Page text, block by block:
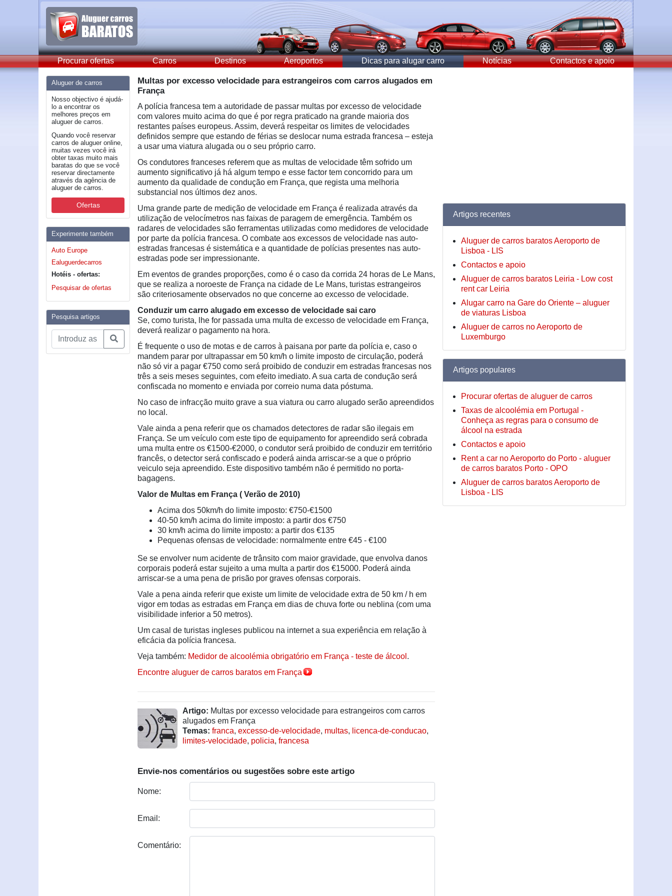
Procurar ofertas Carros Destinos Aeroportos Dicas para alugar carro Notícias Contactos e apoio
Aluguer de carros
Nosso objectivo é ajudá-
lo a encontrar os
melhores preços em
aluguer de carros.
Quando você reservar
carros de aluguer online,
muitas vezes você irá
obter taxas muito mais
baratas do que se você
reservar directamente
através da agência de
aluguer de carros.
Ofertas
Experimente também
Auto Europe
Ealuguerdecarros
Hotéis - ofertas:
Pesquisar de ofertas
Pesquisa artigos
Multas por excesso velocidade para estrangeiros com carros alugados em
França
A polícia francesa tem a autoridade de passar multas por excesso de velocidade
com valores muito acima do que é por regra praticado na grande maioria dos
restantes países europeus. Assim, deverá respeitar os limites de velocidades
definidos sempre que estando de férias se deslocar numa estrada francesa – esteja
a usar uma viatura alugada ou o seu próprio carro.
Os condutores franceses referem que as multas de velocidade têm sofrido um
aumento significativo já há algum tempo e esse factor tem concorrido para um
aumento da qualidade de condução em França, que regista uma melhoria
substancial nos últimos dez anos.
Uma grande parte de medição de velocidade em França é realizada através da
utilização de velocímetros nas faixas de paragem de emergência. Também os
radares de velocidades são ferramentas utilizadas como medidores de velocidade
por parte da polícia francesa. O combate aos excessos de velocidade nas auto-
estradas francesas é sistemática e a quantidade de polícias presentes nas auto-
estradas pode ser impressionante.
Em eventos de grandes proporções, como é o caso da corrida 24 horas de Le Mans,
que se realiza a noroeste de França na cidade de Le Mans, turistas estrangeiros
são criteriosamente observados no que concerne ao excesso de velocidade.
Conduzir um carro alugado em excesso de velocidade sai caro
Se, como turista, lhe for passada uma multa de excesso de velocidade em França,
deverá realizar o pagamento na hora.
É frequente o uso de motas e de carros à paisana por parte da polícia e, caso o
mandem parar por ultrapassar em 50 km/h o limite imposto de circulação, poderá
não só vir a pagar €750 como será proibido de conduzir em estradas francesas nos
três a seis meses seguintes, com efeito imediato. A sua carta de condução será
confiscada no momento e enviada por correio numa data póstuma.
No caso de infracção muito grave a sua viatura ou carro alugado serão apreendidos
no local.
Vale ainda a pena referir que os chamados detectores de radar são ilegais em
França. Se um veículo com este tipo de equipamento for apreendido será cobrada
uma multa entre os €1500-€2000, o condutor será proibido de conduzir em território
francês, o detector será confiscado e poderá ainda arriscar-se a que o próprio
veiculo seja apreendido. Este dispositivo também não é permitido no porta-
bagagens.
Valor de Multas em França ( Verão de 2010)
Acima dos 50km/h do limite imposto: €750-€1500
40-50 km/h acima do limite imposto: a partir dos €750
30 km/h acima do limite imposto: a partir dos €135
Pequenas ofensas de velocidade: normalmente entre €45 - €100
Se se envolver num acidente de trânsito com maior gravidade, que envolva danos
corporais poderá estar sujeito a uma multa a partir dos €15000. Poderá ainda
arriscar-se a uma pena de prisão por graves ofensas corporais.
Vale a pena ainda referir que existe um limite de velocidade extra de 50 km / h em
vigor em todas as estradas em França em dias de chuva forte ou neblina (com uma
visibilidade inferior a 50 metros).
Um casal de turistas ingleses publicou na internet a sua experiência em relação à
eficácia da polícia francesa.
Veja também: Medidor de alcoolémia obrigatório em França - teste de álcool .
Encontre aluguer de carros baratos em França
Artigo: Multas por excesso velocidade para estrangeiros com carros
alugados em França
Temas: franca,excesso-de-velocidade, multas, licenca-de-conducao,
limites-velocidade, policia,francesa
Envie-nos comentários ou sugestões sobre este artigo
Nome:
Email:
Comentário:
Artigos recentes
Aluguer de carros baratos Aeroporto de
Lisboa - LIS
Contactos e apoio
Aluguer de carros baratos Leiria - Low cost
rent car Leiria
Alugar carro na Gare do Oriente – aluguer
de viaturas Lisboa
Aluguer de carros no Aeroporto de
Luxemburgo
Artigos populares
Procurar ofertas de aluguer de carros
Taxas de alcoolémia em Portugal -
Conheça as regras para o consumo de
álcool na estrada
Contactos e apoio
Rent a car no Aeroporto do Porto - aluguer
de carros baratos Porto - OPO
Aluguer de carros baratos Aeroporto de
Lisboa - LIS